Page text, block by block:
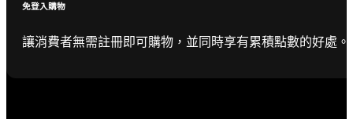
免登入購物
讓消費者無需註冊即可購物，並同時享有累積點數的好處。